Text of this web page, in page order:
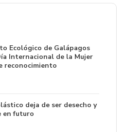
Ecológico de Galápagos
Internacional de la Mujer
reconocimiento
deja de ser desecho y
en futuro